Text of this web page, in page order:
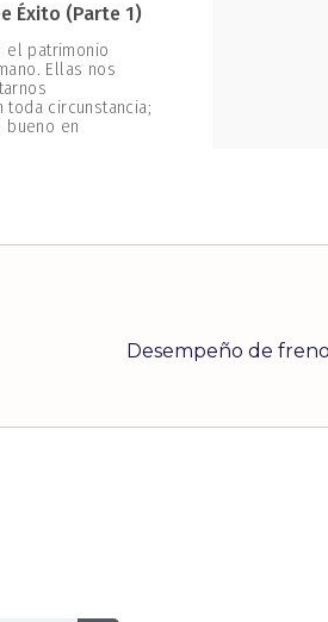
Éxito (parte 1)
el patrimonio
Ellas nos
toda circunstancia;
bueno en
Desempeño de